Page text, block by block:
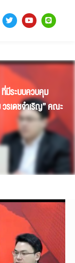
มีระบบควบคุม
รเดชจำเริญ” คณะ